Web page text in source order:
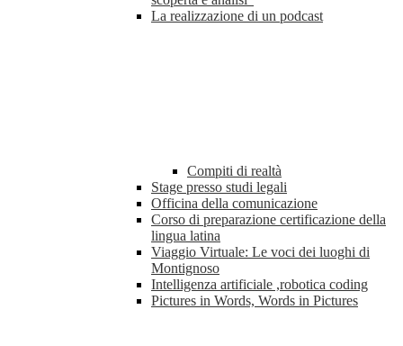
La realizzazione di un podcast
Compiti di realtà
Stage presso studi legali
Officina della comunicazione
Corso di preparazione certificazione della
lingua latina
Viaggio Virtuale: Le voci dei luoghi di
Montignoso
Intelligenza artificiale ,robotica coding
Pictures in Words, Words in Pictures